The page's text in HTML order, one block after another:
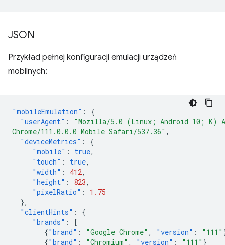
JSON
Przykład pełnej konfiguracji emulacji urządzeń
mobilnych:
"mobileEmulation" :
{
"userAgent" :
"Mozilla/5.0 (Linux; Android 10; K)
Chrome/111.0.0.0 Mobile Safari/537.36" ,
"deviceMetrics" :
{
"mobile" : true,
"touch" : true,
"width" : 412,
"height" : 823,
"pixelRatio" :
1.75
},
"clientHints" :
{
"brands" :
[
{"brand" : "Google Chrome" , "version" : "111"
{"brand" : "Chromium" , "version" : "111" }